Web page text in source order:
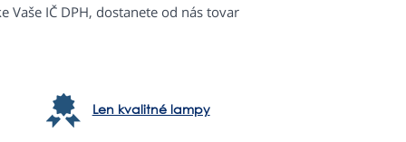
Vaše IČ DPH, dostanete od nás tovar
Len kvalitné lampy